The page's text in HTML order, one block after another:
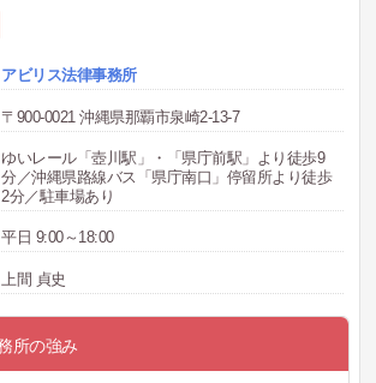
アビリス法律事務所
〒900-0021 沖縄県那覇市泉崎2-13-7
ゆいレール「壺川駅」・「県庁前駅」より徒歩9
分／沖縄県路線バス「県庁南口」停留所より徒歩
2分／駐車場あり
平日 9:00～18:00
上間 貞史
所の強み